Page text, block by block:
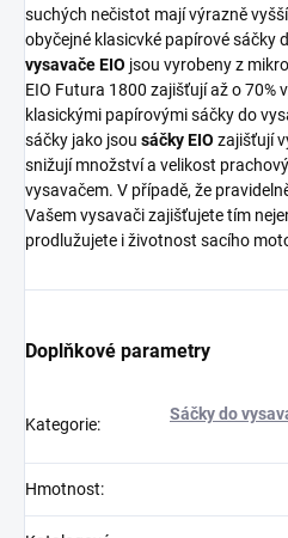
suchých nečistot mají výrazně
obyčejné klasicvké papírové sáčky
vysavače EIO jsou vyrobeny z
EIO Futura 1800 zajišťují až o 70%
klasickými papírovými sáčky do
sáčky jako jsou sáčky EIO zajišťují
snižují množství a velikost
vysavačem. V případě, že
Vašem vysavači zajišťujete tím
prodlužujete i životnost sacího
Doplňkové parametry
Kategorie:
Sáčky do
Hmotnost: